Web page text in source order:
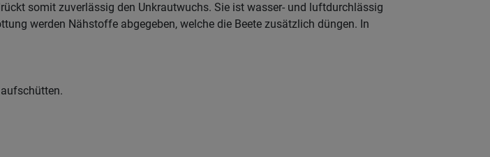
somit zuverlässig den Unkrautwuchs. Sie ist wasser- und luftdurchlässig
werden Nähstoffe abgegeben, welche die Beete zusätzlich düngen. In